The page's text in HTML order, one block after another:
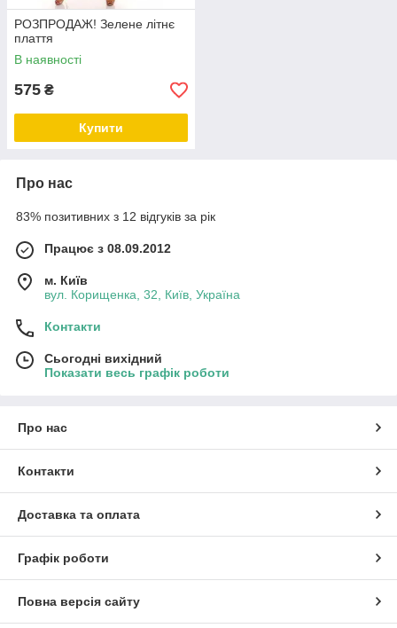
РОЗПРОДАЖ! Зелене літнє
плаття
В наявності
575 ₴
Купити
Про нас
83% позитивних з 12 відгуків за рік
Працює з 08.09.2012
м. Київ
вул. Корищенка, 32, Київ, Україна
Контакти
Сьогодні вихідний
Показати весь графік роботи
Про нас
Контакти
Доставка та оплата
Графік роботи
Повна версія сайту